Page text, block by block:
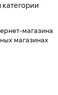
магазина
магазинах